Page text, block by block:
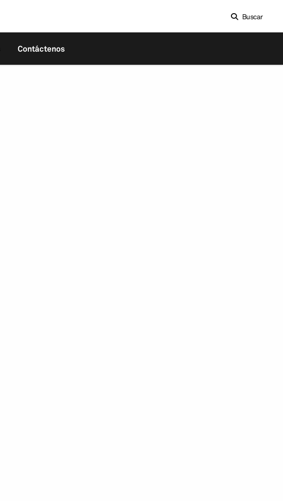
Buscar
Contáctenos